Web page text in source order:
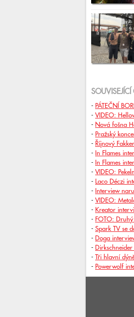
- PÁTEČNÍ
- VIDEO:
- Nová fošna
- Pražský
- Říjnový
- In Flames
- In Flames
- VIDEO:
- Laco Déczi
- Interview
- VIDEO:
- Kreator
- FOTO:
- Spark TV se
- Doga
-
- Tři hlavní
- Powerwolf